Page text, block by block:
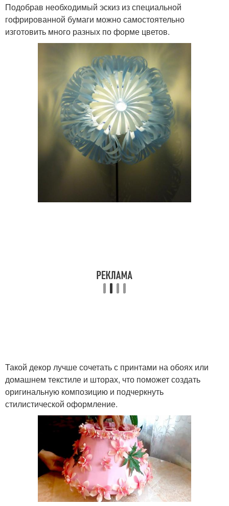
Подобрав необходимый эскиз из специальной
гофрированной бумаги можно самостоятельно
изготовить много разных по форме цветов.
Такой декор лучше сочетать с принтами на обоях или
домашнем текстиле и шторах, что поможет создать
оригинальную композицию и подчеркнуть
стилистической оформление.